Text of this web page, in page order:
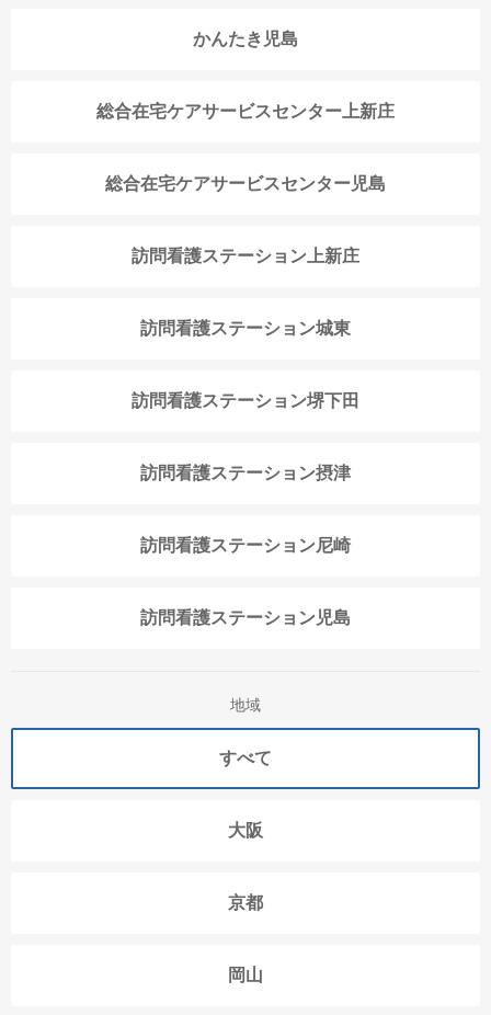
かんたき児島
総合在宅ケアサービスセンター上新庄
総合在宅ケアサービスセンター児島
訪問看護ステーション上新庄
訪問看護ステーション城東
訪問看護ステーション堺下田
訪問看護ステーション摂津
訪問看護ステーション尼崎
訪問看護ステーション児島
地域
すべて
大阪
京都
岡山